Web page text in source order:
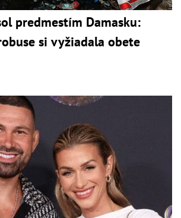
predmestím Damasku:
si vyžiadala obete